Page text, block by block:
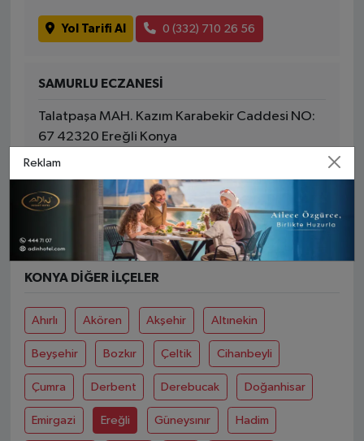
Yol Tarifi Al 0 (332) 710 26 56
SAMURLU ECZANESİ
Talatpaşa MAH. Kazım Karabekir Caddesi NO:
67 42320 Ereğli Konya
KONYA DIĞER İLÇELER
Ahırlı Akören Akşehir Altınekin
Beyşehir Bozkır Çeltik Cihanbeyli
Çumra Derbent Derebucak Doğanhisar
Emirgazi Ereğli Güneysınır Hadim
Reklam